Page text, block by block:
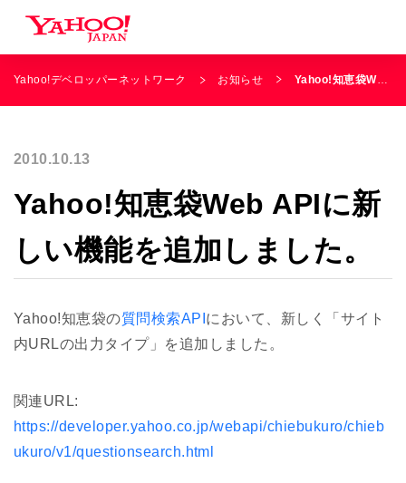
Yahoo!デベロッパーネットワーク お知らせ Yahoo!知恵袋Web APIに新しい機能を追加しました。
2010.10.13
Yahoo!知恵袋Web APIに新
しい機能を追加しました。
Yahoo!知恵袋の質問検索API において、新しく「サイト
内URLの出力タイプ」を追加しました。
関連URL:
https://developer.yahoo.co.jp/webapi/chiebukuro/chieb
ukuro/v1/questionsearch.html